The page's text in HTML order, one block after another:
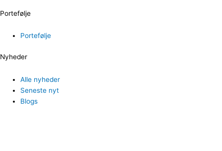
Portefølje
Portefølje
Nyheder
Alle nyheder
Seneste nyt
Blogs